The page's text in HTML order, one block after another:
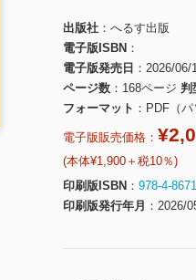
出版社
へるす出版
電子版ISBN
電子版発売日
2026/06/
ページ数
168ページ 判
フォーマット
PDF（
電子版販売価格：
(本体¥1,900＋税10％)
印刷版ISBN
978-4-
印刷版発行年月
2026/